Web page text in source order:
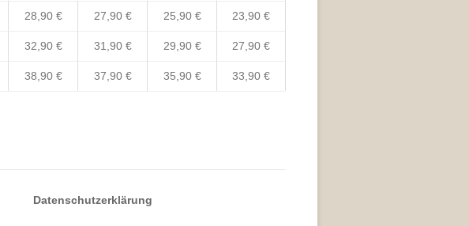
28,90 € 27,90 € 25,90 € 23,90 €
32,90 € 31,90 € 29,90 € 27,90 €
38,90 € 37,90 € 35,90 € 33,90 €
Datenschutzerklärung